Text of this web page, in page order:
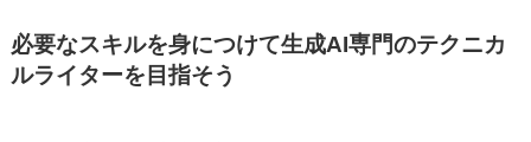
必要なスキルを身につけて生成AI専門のテクニカ
ルライターを目指そう